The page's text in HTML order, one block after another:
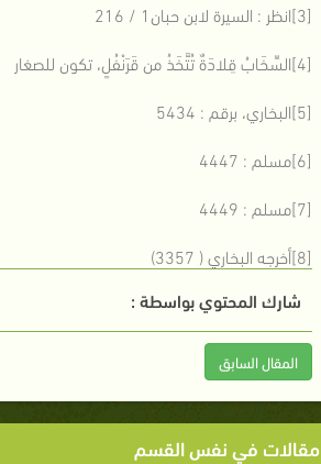
[3]انظر : السيرة لابن حبان1 / 216
[4]السِّخَابُ قِلادَةٌ تُتَّخَذُ من قَرَنْفُلٍ، تكون للصغار
[5]البخاري، برقم : 5434
[6]مسلم : 4447
[7]مسلم : 4449
[8]أخرجه البخاري ( 3357)
شارك المحتوي بواسطة :
المقال السابق
مقالات في نفس القسم